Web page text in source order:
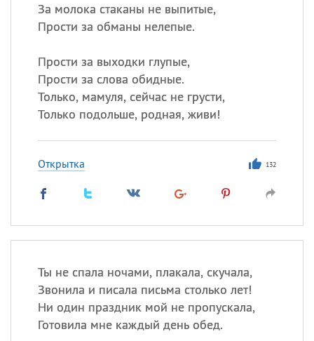
За молока стаканы не выпитые,
Прости за обманы нелепые.
Прости за выходки глупые,
Прости за слова обидные.
Только, мамуля, сейчас не грусти,
Только подольше, родная, живи!
Открытка 132
Ты не спала ночами, плакала, скучала,
Звонила и писала письма столько лет!
Ни один праздник мой не пропускала,
Готовила мне каждый день обед.